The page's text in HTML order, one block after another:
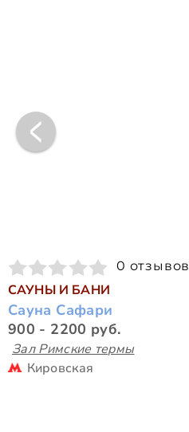
0 отзывов
САУНЫ И БАНИ
Сауна Сафари
900 - 2200 руб.
Зал Римские термы
Кировская